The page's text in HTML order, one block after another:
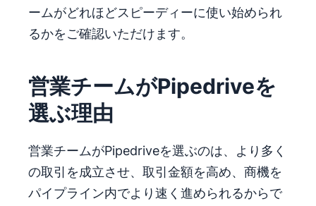
ームがどれほどスピーディーに使い始められ
るかをご確認いただけます。
営業チームがPipedriveを
選ぶ理由
営業チームがPipedriveを選ぶのは、より多く
の取引を成立させ、取引金額を高め、商機を
パイプライン内でより速く進められるからで